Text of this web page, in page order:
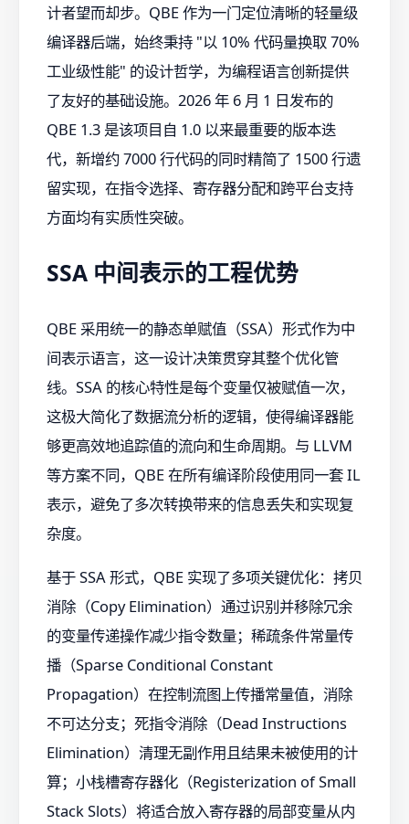
计者望而却步。QBE 作为一门定位清晰的轻量级
编译器后端，始终秉持 "以 10% 代码量换取 70%
工业级性能" 的设计哲学，为编程语言创新提供
了友好的基础设施。2026 年 6 月 1 日发布的
QBE 1.3 是该项目自 1.0 以来最重要的版本迭
代，新增约 7000 行代码的同时精简了 1500 行遗
留实现，在指令选择、寄存器分配和跨平台支持
方面均有实质性突破。
SSA 中间表示的工程优势
QBE 采用统一的静态单赋值（SSA）形式作为中
间表示语言，这一设计决策贯穿其整个优化管
线。SSA 的核心特性是每个变量仅被赋值一次，
这极大简化了数据流分析的逻辑，使得编译器能
够更高效地追踪值的流向和生命周期。与 LLVM
等方案不同，QBE 在所有编译阶段使用同一套 IL
表示，避免了多次转换带来的信息丢失和实现复
杂度。
基于 SSA 形式，QBE 实现了多项关键优化：拷贝
消除（Copy Elimination）通过识别并移除冗余
的变量传递操作减少指令数量；稀疏条件常量传
播（Sparse Conditional Constant
Propagation）在控制流图上传播常量值，消除
不可达分支；死指令消除（Dead Instructions
Elimination）清理无副作用且结果未被使用的计
算；小栈槽寄存器化（Registerization of Small
Stack Slots）将适合放入寄存器的局部变量从内